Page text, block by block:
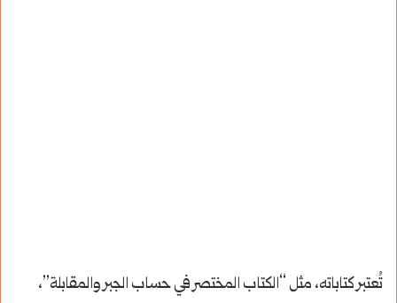
تُعتبر كتاباته، مثل “الكتاب المختصر في حساب الجبر والمقابلة”،